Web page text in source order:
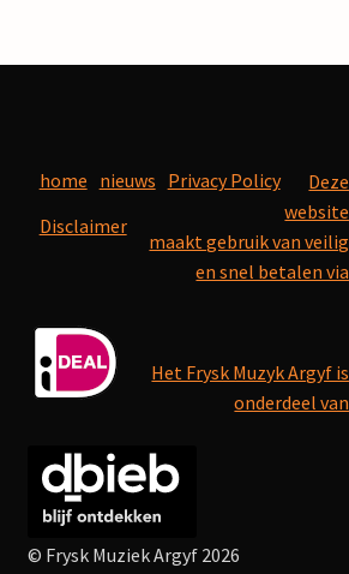
home nieuws Privacy Policy
Disclaimer
Deze
website
maakt gebruik van veilig
en snel betalen via
Het Frysk Muzyk Argyf is
onderdeel van
© Frysk Muziek Argyf 2026